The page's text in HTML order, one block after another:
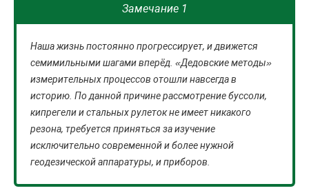
Замечание 1
Наша жизнь постоянно прогрессирует, и движется
семимильными шагами вперёд. «Дедовские методы»
измерительных процессов отошли навсегда в
историю. По данной причине рассмотрение буссоли,
кипрегели и стальных рулеток не имеет никакого
резона, требуется приняться за изучение
исключительно современной и более нужной
геодезической аппаратуры, и приборов.